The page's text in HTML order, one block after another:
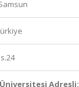
Adresli: